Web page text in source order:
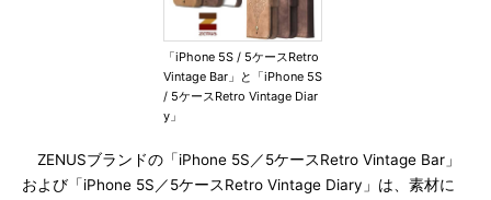
「iPhone 5S / 5ケースRetro
Vintage Bar」と「iPhone 5S
/ 5ケースRetro Vintage Diar
y」
ZENUSブランドの「iPhone 5S／5ケースRetro Vintage Bar」
および「iPhone 5S／5ケースRetro Vintage Diary」は、素材に